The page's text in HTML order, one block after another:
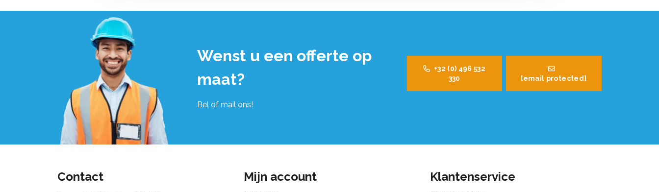
Wenst u een offerte op
maat?
Bel of mail ons!
+32 (0) 496 532
330
[email protected]
Contact Mijn account Klantenservice